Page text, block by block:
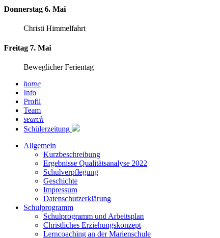
Donnerstag 6. Mai
Christi Himmelfahrt
Freitag 7. Mai
Beweglicher Ferientag
home
Info
Profil
Team
search
Schülerzeitung
Allgemein
Kurzbeschreibung
Ergebnisse Qualitätsanalyse 2022
Schulverpflegung
Geschichte
Impressum
Datenschutzerklärung
Schulprogramm
Schulprogramm und Arbeitsplan
Christliches Erziehungskonzept
Lerncoaching an der Marienschule